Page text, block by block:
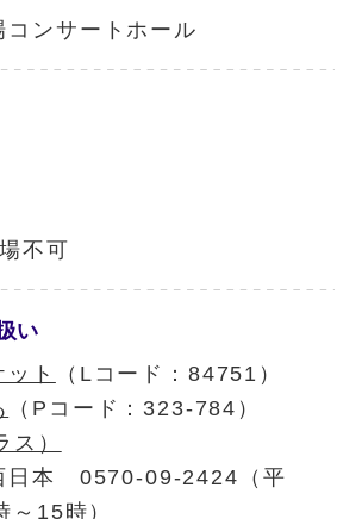
コンサートホール
不可
い
ト
（Lコード：84751）
（Pコード：323-784）
）
日本 0570-09-2424（平
～15時）